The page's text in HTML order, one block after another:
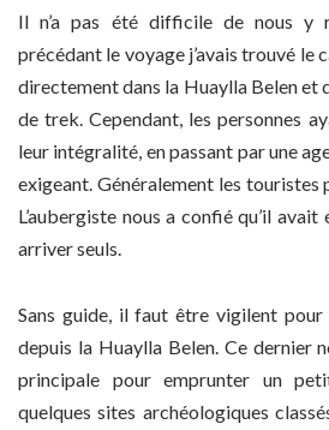
Il n’a pas été difficile de nous y
précédant le voyage j’avais trouvé le
directement dans la Huaylla Belen et
de trek. Cependant, les personnes
leur intégralité, en passant par une
exigeant. Généralement les touristes
L’aubergiste nous a confié qu’il
arriver seuls.
Sans guide, il faut être vigilent
depuis la Huaylla Belen. Ce dernier
principale pour emprunter un
quelques sites archéologiques